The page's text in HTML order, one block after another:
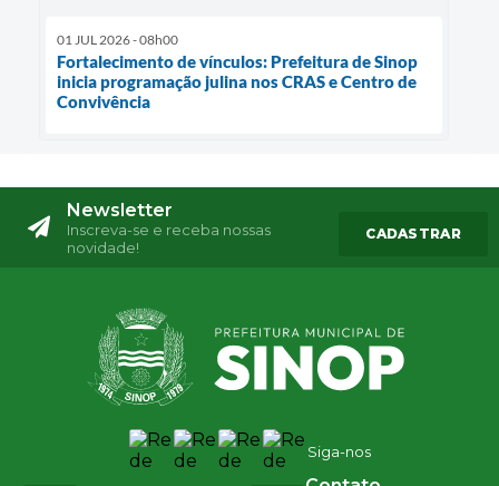
01 JUL 2026 - 08h00
Fortalecimento de vínculos: Prefeitura de Sinop
inicia programação julina nos CRAS e Centro de
Convivência
Newsletter
Inscreva-se e receba nossas
novidade!
CADASTRAR
Siga-nos